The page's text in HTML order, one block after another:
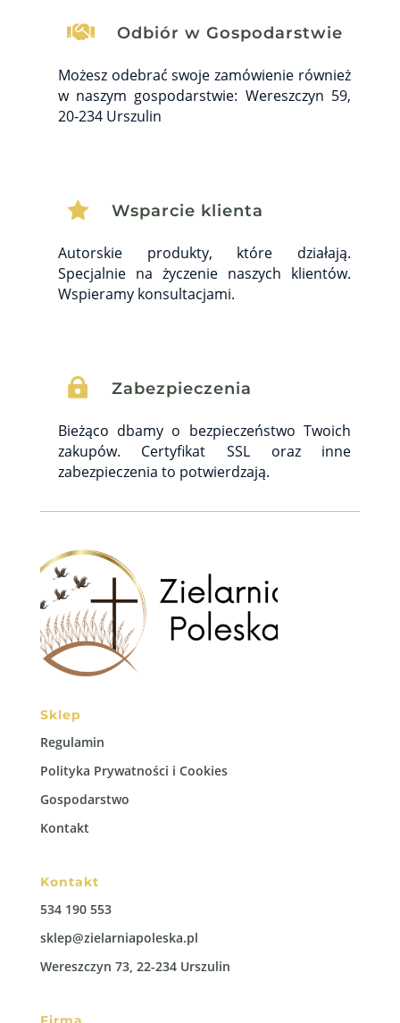
 Odbiór w Gospodarstwie
Możesz odebrać swoje zamówienie również
w naszym gospodarstwie: Wereszczyn 59,
20-234 Urszulin
 Wsparcie klienta
Autorskie produkty, które działają.
Specjalnie na życzenie naszych klientów.
Wspieramy konsultacjami.
 Zabezpieczenia
Bieżąco dbamy o bezpieczeństwo Twoich
zakupów. Certyfikat SSL oraz inne
zabezpieczenia to potwierdzają.
Sklep
Regulamin
Polityka Prywatności i Cookies
Gospodarstwo
Kontakt
Kontakt
534 190 553
sklep@zielarniapoleska.pl
Wereszczyn 73, 22-234 Urszulin